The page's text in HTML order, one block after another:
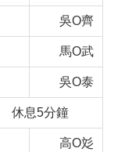
吳O齊
馬O武
吳O泰
休息5分鐘
高O彣